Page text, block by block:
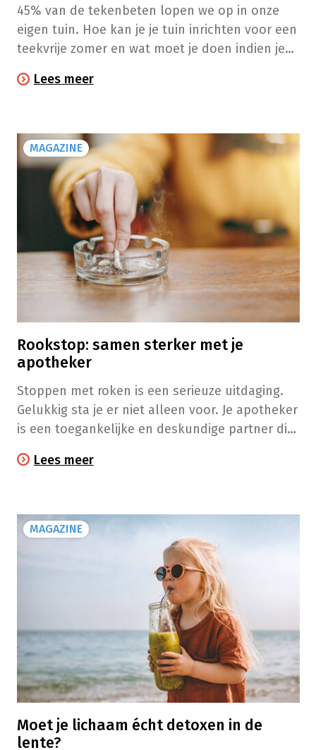
45% van de tekenbeten lopen we op in onze
eigen tuin. Hoe kan je je tuin inrichten voor een
teekvrije zomer en wat moet je doen indien je
Lees meer
MAGAZINE
Rookstop: samen sterker met je
apotheker
Stoppen met roken is een serieuze uitdaging.
Gelukkig sta je er niet alleen voor. Je apotheker
is een toegankelijke en deskundige partner die
rookgedrag tot advies over de juiste
Lees meer
MAGAZINE
Moet je lichaam écht detoxen in de
lente?